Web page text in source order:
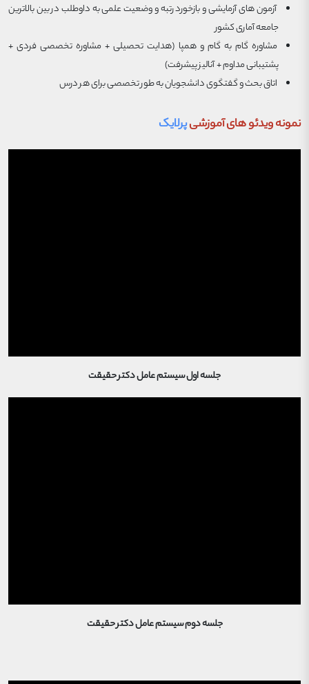
آزمون های آزمایشی و بازخورد رتبه و وضعیت علمی به داوطلب در بین بالاترین
جامعه آماری کشور
مشاوره گام به گام و همپا (هدایت تحصیلی + مشاوره تخصصی فردی +
پشتیبانی مداوم + آنالیز پیشرفت)
اتاق بحث و گفتگوی دانشجویان به طور تخصصی برای هر درس
نمونه ویدئو های آموزشیپرلایک
جلسه اول سیستم عامل دکتر حقیقت
جلسه دوم سیستم عامل دکتر حقیقت